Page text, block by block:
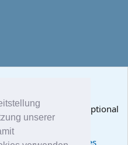
unserer
this site work, and optional
your preferences